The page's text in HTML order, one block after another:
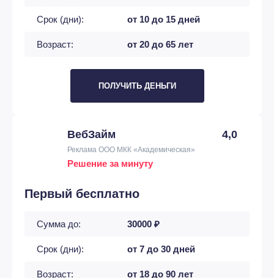
Срок (дни): от 10 до 15 дней
Возраст: от 20 до 65 лет
ПОЛУЧИТЬ ДЕНЬГИ
ВебЗайм 4,0
Реклама ООО МКК «Академическая»
Решение за минуту
Первый бесплатно
Сумма до: 30000 ₽
Срок (дни): от 7 до 30 дней
Возраст: от 18 до 90 лет